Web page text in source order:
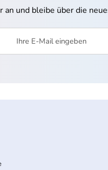
und bleibe über die